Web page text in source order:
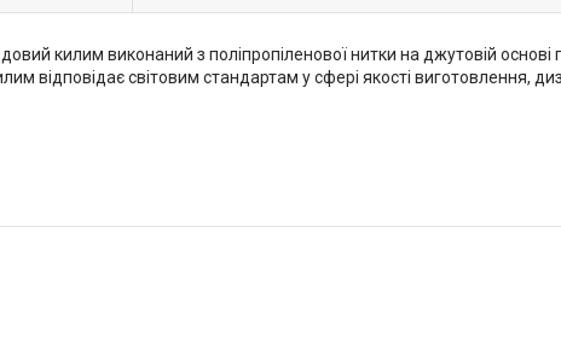
килим виконаний з поліпропіленової нитки на джутовій основі
відповідає світовим стандартам у сфері якості виготовлення,